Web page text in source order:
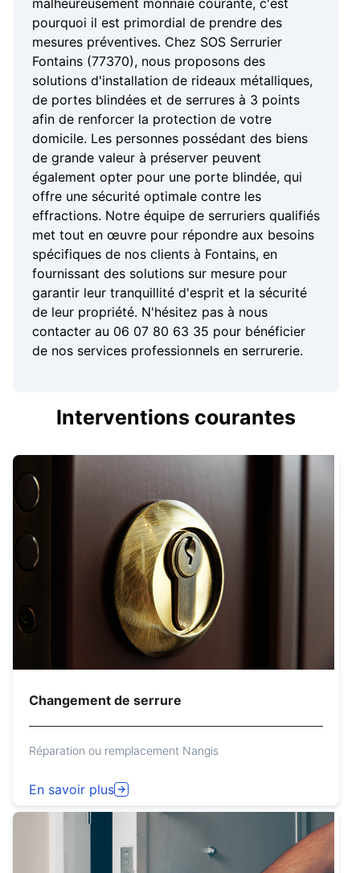
pourquoi il est primordial de prendre des
mesures préventives. Chez SOS Serrurier
Fontains (77370), nous proposons des
solutions d'installation de rideaux métalliques,
de portes blindées et de serrures à 3 points
afin de renforcer la protection de votre
domicile. Les personnes possédant des biens
de grande valeur à préserver peuvent
également opter pour une porte blindée, qui
offre une sécurité optimale contre les
effractions. Notre équipe de serruriers qualifiés
met tout en œuvre pour répondre aux besoins
spécifiques de nos clients à Fontains, en
fournissant des solutions sur mesure pour
garantir leur tranquillité d'esprit et la sécurité
de leur propriété. N'hésitez pas à nous
contacter au 06 07 80 63 35 pour bénéficier
de nos services professionnels en serrurerie.
Interventions courantes
Changement de serrure
Réparation ou remplacement Nangis
En savoir plus